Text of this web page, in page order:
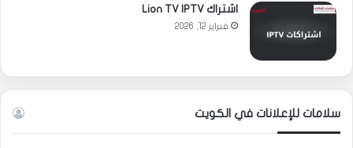
اشتراك Lion TV IPTV
فبراير 12, 2026
سلامات للإعلانات في الكويت